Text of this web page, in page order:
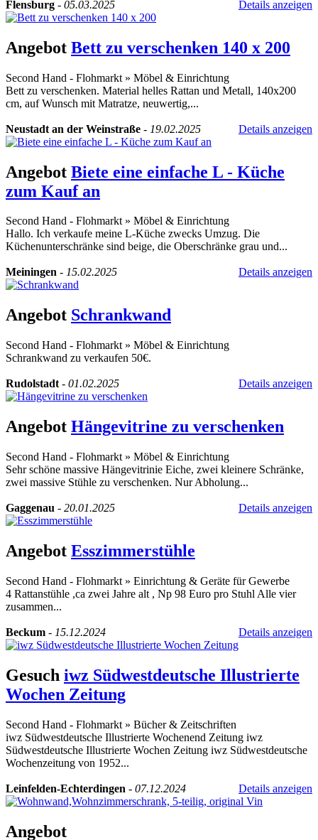
Flensburg - 05.03.2025 Details anzeigen
Angebot Bett zu verschenken 140 x 200
Second Hand - Flohmarkt » Möbel & Einrichtung
Bett zu verschenken. Material helles Rattan und Metall, 140x200
cm, auf Wunsch mit Matratze, neuwertig,...
Neustadt an der Weinstraße - 19.02.2025 Details anzeigen
Angebot Biete eine einfache L - Küche
zum Kauf an
Second Hand - Flohmarkt » Möbel & Einrichtung
Hallo. Ich verkaufe meine L-Küche zwecks Umzug. Die
Küchenunterschränke sind beige, die Oberschränke grau und...
Meiningen - 15.02.2025 Details anzeigen
Angebot Schrankwand
Second Hand - Flohmarkt » Möbel & Einrichtung
Schrankwand zu verkaufen 50€.
Rudolstadt - 01.02.2025 Details anzeigen
Angebot Hängevitrine zu verschenken
Second Hand - Flohmarkt » Möbel & Einrichtung
Sehr schöne massive Hängevitrinie Eiche, zwei kleinere Schränke,
zwei massive Stühle zu verschenken. Nur Abholung...
Gaggenau - 20.01.2025 Details anzeigen
Angebot Esszimmerstühle
Second Hand - Flohmarkt » Einrichtung & Geräte für Gewerbe
4 Rattanstühle ,ca zwei Jahre alt , Np 98 Euro pro Stuhl Alle vier
zusammen...
Beckum - 15.12.2024 Details anzeigen
Gesuch iwz Südwestdeutsche Illustrierte
Wochen Zeitung
Second Hand - Flohmarkt » Bücher & Zeitschriften
iwz Südwestdeutsche Illustrierte Wochenend Zeitung iwz
Südwestdeutsche Illustrierte Wochen Zeitung iwz Südwestdeutsche
Wochenzeitung von 1952...
Leinfelden-Echterdingen - 07.12.2024 Details anzeigen
Angebot